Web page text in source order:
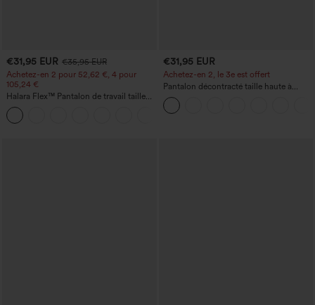
€31,95 EUR €35,95 EUR
Achetez-en 2 pour 52,62 €, 4 pour
105,24 €
Halara Flex™ Pantalon de travail taille
haute sculptant la silhouette, gainant la
taille, avec poches, jambe large en
micro-gaufre
€31,95 EUR
Achetez-en 2, le 3e est offert
Pantalon décontracté taille haute à
cordon, coupe large en mélange de lin,
avec poches